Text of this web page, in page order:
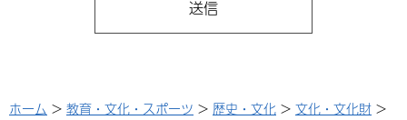
ホーム > 教育・文化・スポーツ > 歴史・文化 > 文化・文化財 >